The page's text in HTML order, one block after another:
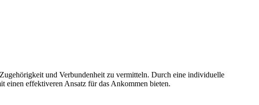
und Verbundenheit zu vermitteln. Durch eine individuelle
einen effektiveren Ansatz für das Ankommen bieten.